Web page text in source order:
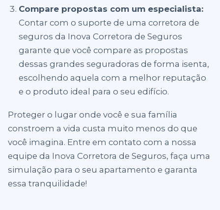
Compare propostas com um especialista:
Contar com o suporte de uma corretora de
seguros da Inova Corretora de Seguros
garante que você compare as propostas
dessas grandes seguradoras de forma isenta,
escolhendo aquela com a melhor reputação
e o produto ideal para o seu edifício.
Proteger o lugar onde você e sua família
constroem a vida custa muito menos do que
você imagina. Entre em contato com a nossa
equipe da Inova Corretora de Seguros, faça uma
simulação para o seu apartamento e garanta
essa tranquilidade!